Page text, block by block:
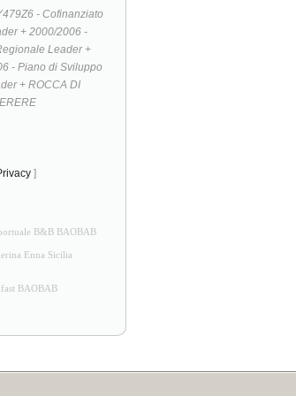
- Cofinanziato
+ 2000/2006 -
Leader +
- Piano di Sviluppo
+ ROCCA DI
]
B&B BAOBAB
Enna Sicilia
BAOBAB